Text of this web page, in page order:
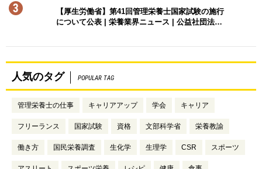
3
【厚生労働省】第41回管理栄養士国家試験の施行
について公表 | 栄養業界ニュース | 公益社団法…
人気のタグ POPULAR TAG
管理栄養士の仕事 キャリアアップ 学会 キャリア
フリーランス 国家試験 資格 文部科学省 栄養教諭
働き方 国民栄養調査 生化学 生理学 CSR スポーツ